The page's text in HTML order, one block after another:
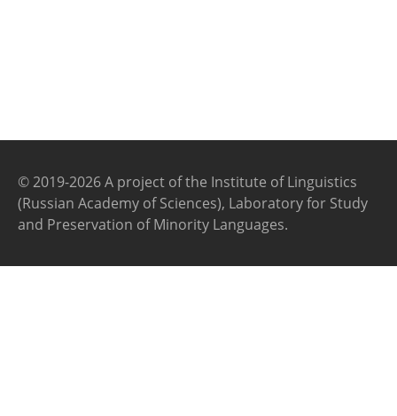
© 2019-2026 A project of the Institute of Linguistics
(Russian Academy of Sciences), Laboratory for Study
and Preservation of Minority Languages.